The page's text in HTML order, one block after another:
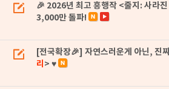
🎉 2026년 최고 흥행작 <줄지: 사라
3,000만 돌파!
[전국확장🎉] 자연스러운게 아닌, 진
리 > ♥